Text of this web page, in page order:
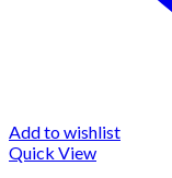
Add to wishlist
Quick View